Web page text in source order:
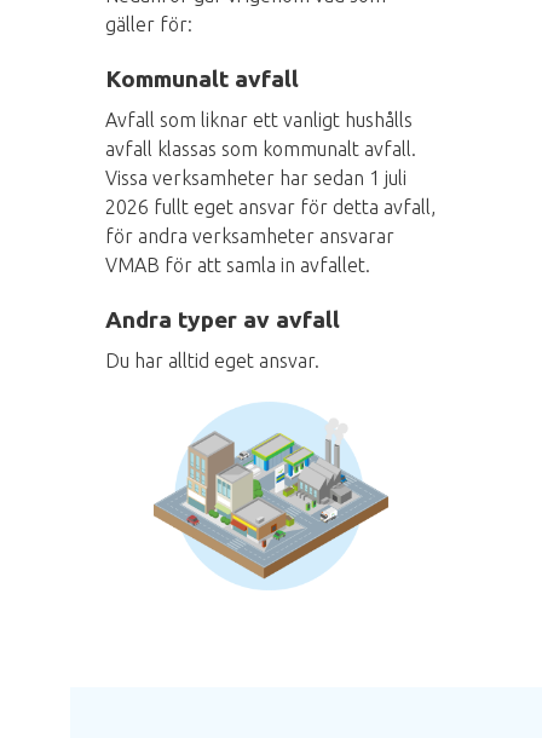
Kundservice
gäller för:
Kommunalt avfall
Avfall som liknar ett vanligt hushålls
avfall klassas som kommunalt avfall.
Vissa verksamheter har sedan 1 juli
2026 fullt eget ansvar för detta avfall,
för andra verksamheter ansvarar
VMAB för att samla in avfallet.
Andra typer av avfall
Du har alltid eget ansvar.